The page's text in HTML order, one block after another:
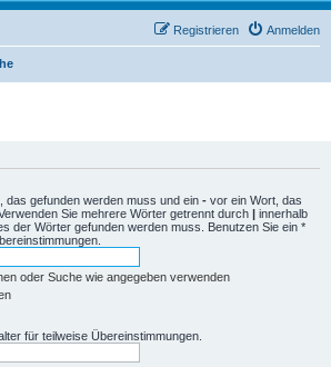
Anmelden
Registrieren
das gefunden werden muss und ein - vor ein Wort, das
Sie mehrere Wörter getrennt durch | innerhalb
der Wörter gefunden werden muss. Benutzen Sie ein *
oder Suche wie angegeben verwenden
für teilweise Übereinstimmungen.